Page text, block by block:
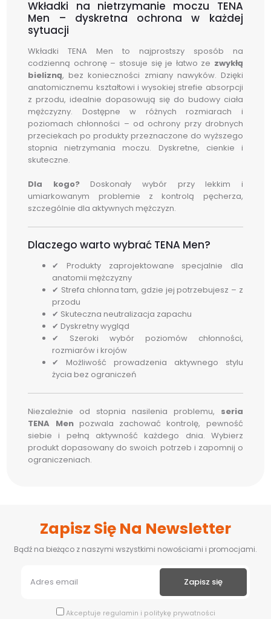
Wkładki na nietrzymanie moczu TENA
Men – dyskretna ochrona w każdej
sytuacji
Wkładki TENA Men to najprostszy sposób na
codzienną ochronę – stosuje się je łatwo ze zwykłą
bielizną, bez konieczności zmiany nawyków. Dzięki
anatomicznemu kształtowi i wysokiej strefie absorpcji
z przodu, idealnie dopasowują się do budowy ciała
mężczyzny. Dostępne w różnych rozmiarach i
poziomach chłonności – od ochrony przy drobnych
przeciekach po produkty przeznaczone do wyższego
stopnia nietrzymania moczu. Dyskretne, cienkie i
skuteczne.
Dla kogo?Doskonały wybór przy lekkim i
umiarkowanym problemie z kontrolą pęcherza,
szczególnie dla aktywnych mężczyzn.
Dlaczego warto wybrać TENA Men?
✔ Produkty zaprojektowane specjalnie dla
anatomii mężczyzny
✔ Strefa chłonna tam, gdzie jej potrzebujesz – z
przodu
✔ Skuteczna neutralizacja zapachu
✔ Dyskretny wygląd
✔ Szeroki wybór poziomów chłonności,
rozmiarów i krojów
✔ Możliwość prowadzenia aktywnego stylu
życia bez ograniczeń
Niezależnie od stopnia nasilenia problemu, seria
TENA Menpozwala zachować kontrolę, pewność
siebie i pełną aktywność każdego dnia. Wybierz
produkt dopasowany do swoich potrzeb i zapomnij o
ograniczeniach.
Zapisz Się Na Newsletter
Bądź na bieżąco z naszymi wszystkimi nowościami i promocjami.
Akceptuje regulamin i politykę prywatności